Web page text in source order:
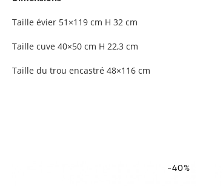
Taille évier 51×119 cm H 32 cm
Taille cuve 40×50 cm H 22,3 cm
Taille du trou encastré 48×116 cm
-40%